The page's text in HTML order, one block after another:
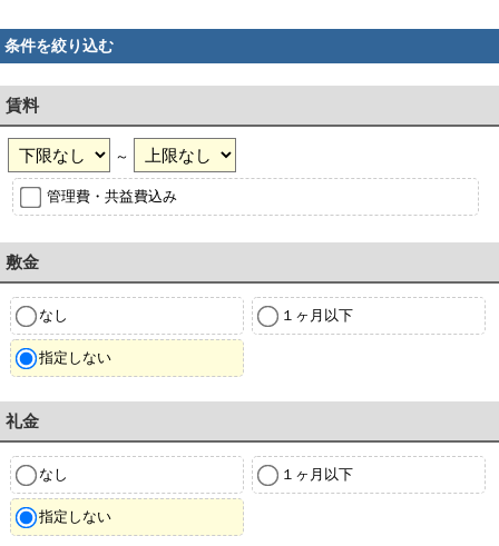
条件を絞り込む
賃料
～
管理費・共益費込み
敷金
なし １ヶ月以下
指定しない
礼金
なし １ヶ月以下
指定しない